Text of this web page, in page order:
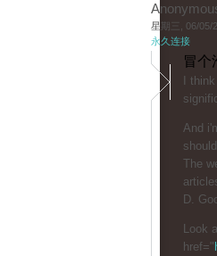
星期三, 06/05/
永久连接
冒个
I
And
The
D.
Look
href="